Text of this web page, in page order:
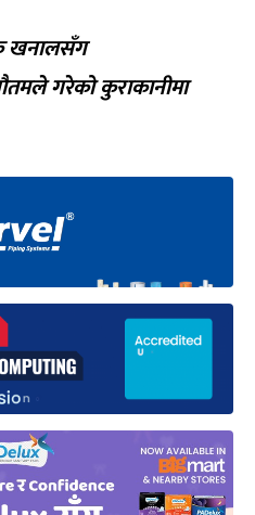
खनालसँग
गरेको कुराकानीमा